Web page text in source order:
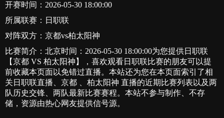
开赛时间：2026-05-30 18:00:00
所属联赛： 日职联
对阵双方：京都vs柏太阳神
比赛简介：北京时间：2026-05-30 18:00:00为您提供日职联
【京都 VS 柏太阳神】，喜欢观看日职联比赛的朋友可以提
前收藏本页面以免错过直播。本站还为您在本页面索引了相
关日职联直播、京都 、柏太阳神 直播的近期比赛列表以及两
队历史交锋、两队最新比赛赛程。本站不参与制作、不存
储，资源由热心网友提供信号源。